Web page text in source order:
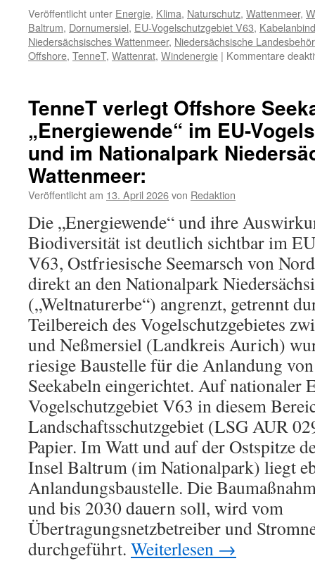
Veröffentlicht unter Energie, Klima, Naturschutz, Wattenmeer,
Baltrum, Dornumersiel, EU-Vogelschutzgebiet V63,
Niedersächsisches Wattenmeer, Niedersächsische
Offshore, TenneT, Wattenrat, Windenergie | Kommentare
TenneT verlegt Offshore
„Energiewende“ im EU-
und im Nationalpark
Wattenmeer:
Veröffentlicht am 13. April 2026von Redaktion
Die „Energiewende“ und ihre
Biodiversität ist deutlich sichtbar im
V63, Ostfriesische Seemarsch von
direkt an den Nationalpark
(„Weltnaturerbe“) angrenzt, getrennt
Teilbereich des Vogelschutzgebietes
und Neßmersiel (Landkreis Aurich)
riesige Baustelle für die Anlandung
Seekabeln eingerichtet. Auf nationaler
Vogelschutzgebiet V63 in diesem
Landschaftsschutzgebiet (LSG AUR
Papier. Im Watt und auf der Ostspitze
Insel Baltrum (im Nationalpark) liegt
Anlandungsbaustelle. Die
und bis 2030 dauern soll, wird vom
Übertragungsnetzbetreiber und
durchgeführt. Weiterlesen →